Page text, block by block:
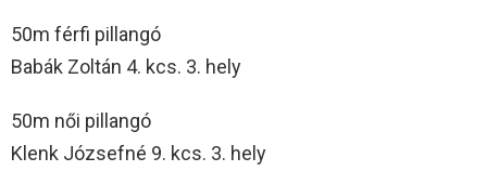
50m férfi pillangó
Babák Zoltán 4. kcs. 3. hely
50m női pillangó
Klenk Józsefné 9. kcs. 3. hely